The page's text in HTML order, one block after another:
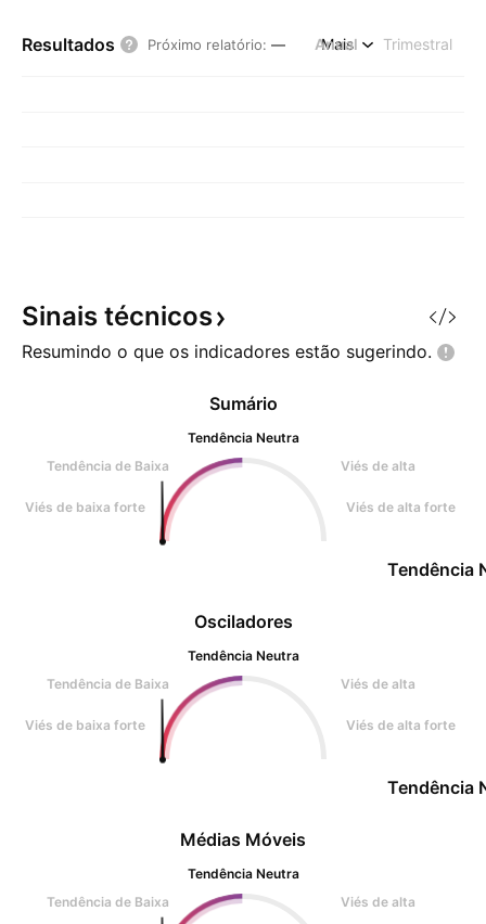
Resultados Próximo relatório: — Anual Trimestral
Mais
Sinais técnicos
Resumindo o que os indicadores estão sugerindo.
Osciladores
Tendência Neutra
Tendência de Baixa
Viés de alta
Viés de baixa forte Viés de alta forte
Tendência
Sumário
Tendência Neutra
Tendência de Baixa
Viés de alta
Viés de baixa forte Viés de alta forte
Tendência
Médias Móveis
Tendência Neutra
Tendência de Baixa
Viés de alta